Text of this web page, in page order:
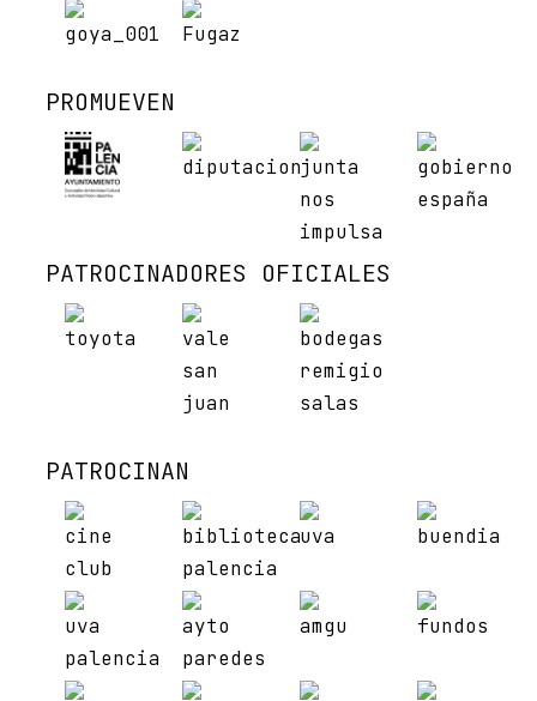
PROMUEVEN
PATROCINADORES OFICIALES
PATROCINAN